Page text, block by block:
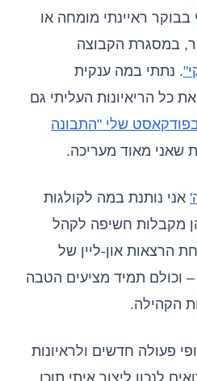
בבוקר ראיינתי מומחה או
במסגרת הקבוצה
. נתתי במה ענקית
כל הריאיונות העליתי גם
שלי "התבונה
שאני מאוד מעריכה.
אני נותנת במה לקולגות
מקבלות חשיפה לקהל
הרצאות און-ליין של
וכולם תמיד מציעים הטבה
הקהילה.
פעולה חדשים ולראיונות
לנכון ליצור איתי תוכן